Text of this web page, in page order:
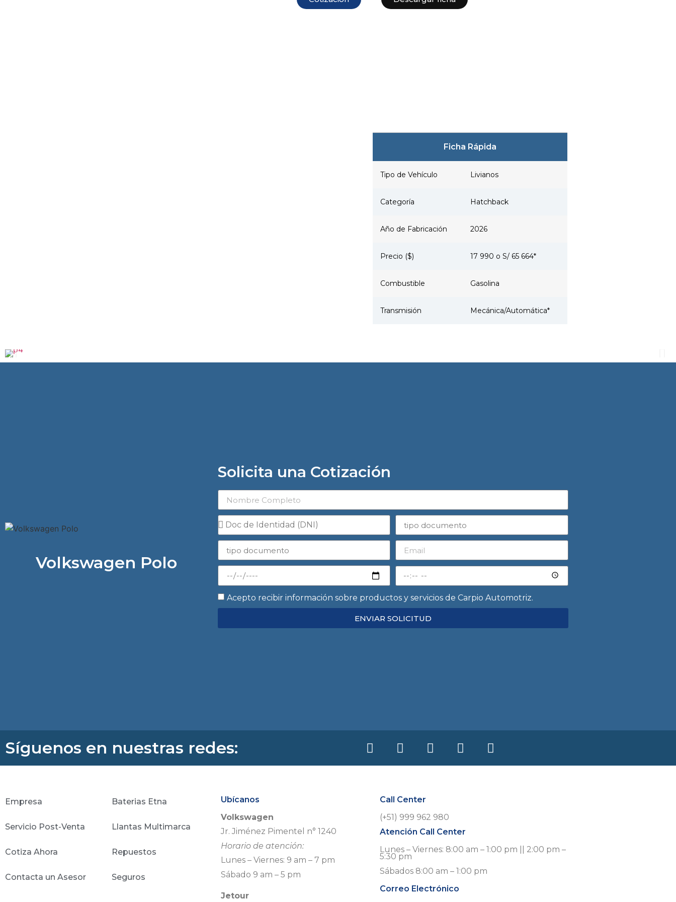
Ficha Rápida
Tipo de Vehículo Livianos
Categoría Hatchback
Año de Fabricación 2026
Precio ($) 17 990 o S/ 65 664*
Combustible Gasolina
Transmisión Mecánica/Automática*
Volkswagen Polo
Solicita una Cotización
Acepto recibir información sobre productos y servicios de Carpio Automotriz.
ENVIAR SOLICITUD
Síguenos en nuestras redes:
Empresa
Servicio Post-Venta
Cotiza Ahora
Contacta un Asesor
Baterias Etna
Llantas Multimarca
Repuestos
Seguros
Ubícanos
Volkswagen
Jr. Jiménez Pimentel n° 1240
Horario de atención:
Lunes – Viernes: 9 am – 7 pm
Sábado 9 am – 5 pm
Jetour
Call Center
(+51) 999 962 980
Atención Call Center
Lunes – Viernes: 8:00 am – 1:00 pm || 2:00 pm –
5:30 pm
Sábados 8:00 am – 1:00 pm
Correo Electrónico